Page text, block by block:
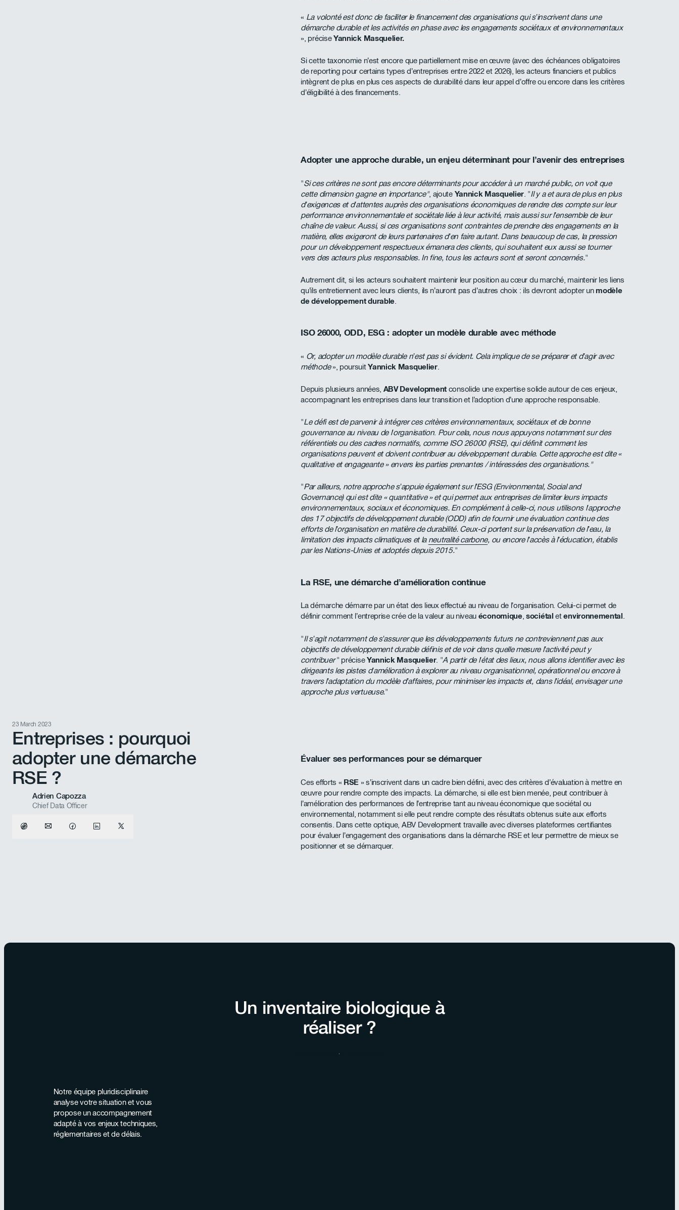
23 March 2023
Entreprises : pourquoi
adopter une démarche
RSE ?
Adrien Capozza
Chief Data Officer
« La volonté est donc de faciliter le financement des organisations qui s’inscrivent dans une
démarche durable et les activités en phase avec les engagements sociétaux et environnementaux
», préciseYannick Masquelier.
Si cette taxonomie n’est encore que partiellement mise en œuvre (avec des échéances obligatoires
de reporting pour certains types d’entreprises entre 2022 et 2026), les acteurs financiers et publics
intègrent de plus en plus ces aspects de durabilité dans leur appel d’offre ou encore dans les critères
d’éligibilité à des financements.
Adopter une approche durable, un enjeu déterminant pour l’avenir des entreprises
"Si ces critères ne sont pas encore déterminants pour accéder à un marché public, on voit que
cette dimension gagne en importance", ajoute Yannick Masquelier. "Il y a et aura de plus en plus
d’exigences et d’attentes auprès des organisations économiques de rendre des compte sur leur
performance environnementale et sociétale liée à leur activité, mais aussi sur l’ensemble de leur
chaîne de valeur. Aussi, si ces organisations sont contraintes de prendre des engagements en la
matière, elles exigeront de leurs partenaires d’en faire autant. Dans beaucoup de cas, la pression
pour un développement respectueux émanera des clients, qui souhaitent eux aussi se tourner
vers des acteurs plus responsables. In fine, tous les acteurs sont et seront concernés."
Autrement dit, si les acteurs souhaitent maintenir leur position au cœur du marché, maintenir les liens
qu’ils entretiennent avec leurs clients, ils n’auront pas d’autres choix : ils devront adopter unmodèle
de développement durable.
ISO 26000, ODD, ESG : adopter un modèle durable avec méthode
« Or, adopter un modèle durable n’est pas si évident. Cela implique de se préparer et d’agir avec
méthode», poursuitYannick Masquelier.
Depuis plusieurs années, ABV Development consolide une expertise solide autour de ces enjeux,
accompagnant les entreprises dans leur transition et l’adoption d’une approche responsable.
"Le défi est de parvenir à intégrer ces critères environnementaux, sociétaux et de bonne
gouvernance au niveau de l’organisation. Pour cela, nous nous appuyons notamment sur des
référentiels ou des cadres normatifs, comme ISO 26000 (RSE), qui définit comment les
organisations peuvent et doivent contribuer au développement durable. Cette approche est dite «
qualitative et engageante » envers les parties prenantes / intéressées des organisations."
"Par ailleurs, notre approche s’appuie également sur l’ESG (Environmental, Social and
Governance) qui est dite « quantitative » et qui permet aux entreprises de limiter leurs impacts
environnementaux, sociaux et économiques. En complément à celle-ci, nous utilisons l’approche
des 17 objectifs de développement durable (ODD) afin de fournir une évaluation continue des
efforts de l’organisation en matière de durabilité. Ceux-ci portent sur la préservation de l’eau, la
limitation des impacts climatiques et la neutralité carbone, ou encore l’accès à l’éducation, établis
par les Nations-Unies et adoptés depuis 2015."
La RSE, une démarche d’amélioration continue
La démarche démarre par un état des lieux effectué au niveau de l’organisation. Celui-ci permet de
définir comment l’entreprise crée de la valeur au niveau économique,sociétal etenvironnemental.
"Il s’agit notamment de s’assurer que les développements futurs ne contreviennent pas aux
objectifs de développement durable définis et de voir dans quelle mesure l’activité peut y
contribuer" préciseYannick Masquelier. "A partir de l’état des lieux, nous allons identifier avec les
dirigeants les pistes d’amélioration à explorer au niveau organisationnel, opérationnel ou encore à
travers l’adaptation du modèle d’affaires, pour minimiser les impacts et, dans l’idéal, envisager une
approche plus vertueuse."
Évaluer ses performances pour se démarquer
Ces efforts « RSE » s’inscrivent dans un cadre bien défini, avec des critères d’évaluation à mettre en
œuvre pour rendre compte des impacts. La démarche, si elle est bien menée, peut contribuer à
l’amélioration des performances de l’entreprise tant au niveau économique que sociétal ou
environnemental, notamment si elle peut rendre compte des résultats obtenus suite aux efforts
consentis. Dans cette optique, ABV Development travaille avec diverses plateformes certifiantes
pour évaluer l’engagement des organisations dans la démarche RSE et leur permettre de mieux se
positionner et se démarquer.
Un inventaire biologique à
réaliser ?
Échanger avec nos équipes
Notre équipe pluridisciplinaire
analyse votre situation et vous
propose un accompagnement
adapté à vos enjeux techniques,
réglementaires et de délais.